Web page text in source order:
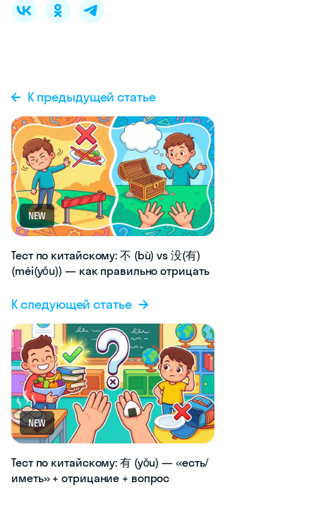
К предыдущей статье
NEW
Тест по китайскому: 不 (bù) vs 没(有)
(méi(yǒu)) — как правильно отрицать
К следующей статье
NEW
Тест по китайскому: 有 (yǒu) — «есть/
иметь» + отрицание + вопрос